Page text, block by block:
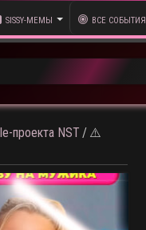
SISSY-МЕМЫ ВСЕ СОБЫТИЯ
проекта NST / ⚠️